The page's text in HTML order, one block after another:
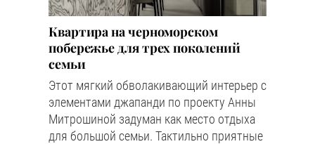
Квартира на черноморском
побережье для трех поколений
семьи
Этот мягкий обволакивающий интерьер с
элементами джапанди по проекту Анны
Митрошиной задуман как место отдыха
для большой семьи. Тактильно приятные